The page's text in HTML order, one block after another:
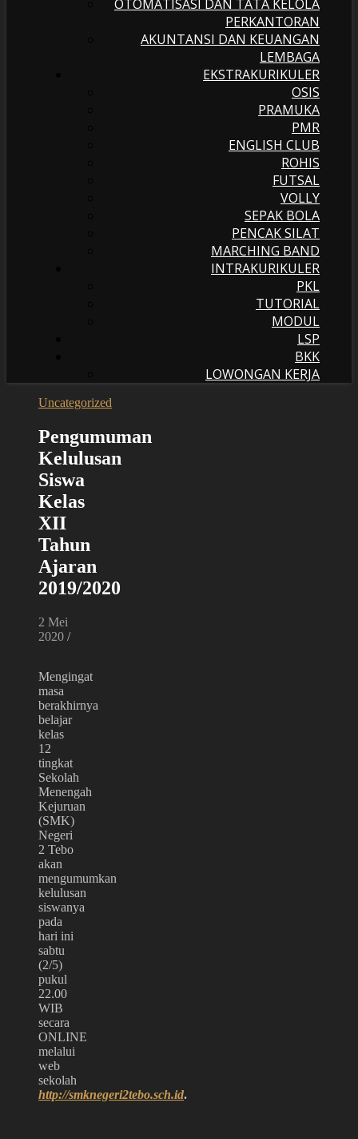
OTOMATISASI DAN TATA KELOLA
PERKANTORAN
AKUNTANSI DAN KEUANGAN
LEMBAGA
EKSTRAKURIKULER
OSIS
PRAMUKA
PMR
ENGLISH CLUB
ROHIS
FUTSAL
VOLLY
SEPAK BOLA
PENCAK SILAT
MARCHING BAND
INTRAKURIKULER
PKL
TUTORIAL
MODUL
LSP
BKK
LOWONGAN KERJA
Uncategorized
Pengumuman
Kelulusan
Siswa
Kelas
XII
Tahun
Ajaran
2019/2020
2 Mei
2020 /
Mengingat
masa
berakhirnya
belajar
kelas
12
tingkat
Sekolah
Menengah
Kejuruan
(SMK)
Negeri
2 Tebo
akan
mengumumkan
kelulusan
siswanya
pada
hari ini
sabtu
(2/5)
pukul
22.00
WIB
secara
ONLINE
melalui
web
sekolah
http://smknegeri2tebo.sch.id.